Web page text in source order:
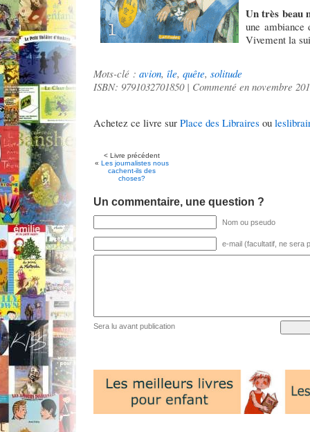
Un très beau
une ambiance
Vivement la
Mots-clé : avion, île, quête, solitude
ISBN: 9791032701850 | Commenté en novembre
Achetez ce livre sur Place des Libraires ou
< Livre précédent
« Les journalistes nous
cachent-ils des
choses?
Un commentaire, une question ?
Nom ou pseudo
e-mail (facultatif, ne sera
Sera lu avant publication